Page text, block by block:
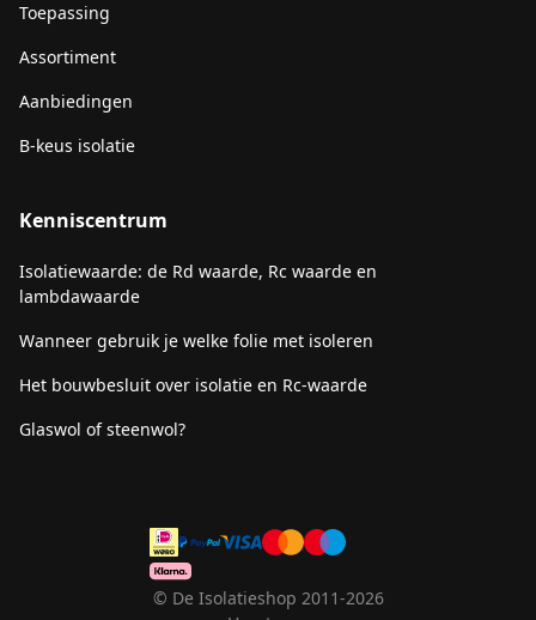
Toepassing
Assortiment
Aanbiedingen
B-keus isolatie
Kenniscentrum
Isolatiewaarde: de Rd waarde, Rc waarde en
lambdawaarde
Wanneer gebruik je welke folie met isoleren
Het bouwbesluit over isolatie en Rc-waarde
Glaswol of steenwol?
© De Isolatieshop 2011-2026